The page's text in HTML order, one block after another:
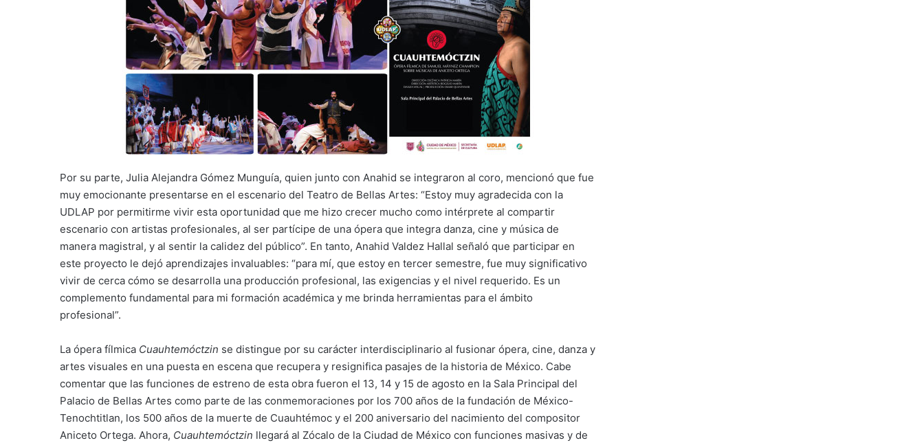
Por su parte, Julia Alejandra Gómez Munguía, quien junto con Anahid se integraron al coro, mencionó que fue
muy emocionante presentarse en el escenario del Teatro de Bellas Artes: “Estoy muy agradecida con la
UDLAP por permitirme vivir esta oportunidad que me hizo crecer mucho como intérprete al compartir
escenario con artistas profesionales, al ser partícipe de una ópera que integra danza, cine y música de
manera magistral, y al sentir la calidez del público”. En tanto, Anahid Valdez Hallal señaló que participar en
este proyecto le dejó aprendizajes invaluables: “para mí, que estoy en tercer semestre, fue muy significativo
vivir de cerca cómo se desarrolla una producción profesional, las exigencias y el nivel requerido. Es un
complemento fundamental para mi formación académica y me brinda herramientas para el ámbito
profesional”.
La ópera fílmica Cuauhtemóctzin se distingue por su carácter interdisciplinario al fusionar ópera, cine, danza y
artes visuales en una puesta en escena que recupera y resignifica pasajes de la historia de México. Cabe
comentar que las funciones de estreno de esta obra fueron el 13, 14 y 15 de agosto en la Sala Principal del
Palacio de Bellas Artes como parte de las conmemoraciones por los 700 años de la fundación de México-
Tenochtitlan, los 500 años de la muerte de Cuauhtémoc y el 200 aniversario del nacimiento del compositor
Aniceto Ortega. Ahora, Cuauhtemóctzin llegará al Zócalo de la Ciudad de México con funciones masivas y de